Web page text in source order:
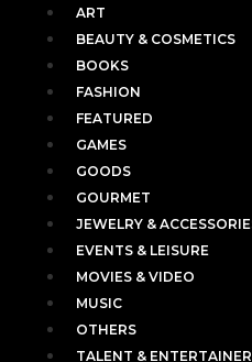
ART
BEAUTY & COSMETICS
BOOKS
FASHION
FEATURED
GAMES
GOODS
GOURMET
JEWELRY &
EVENTS & LEISURE
MOVIES & VIDEO
MUSIC
OTHERS
TALENT & ENTERTAINER